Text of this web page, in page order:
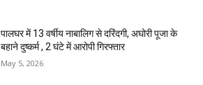
पालघर में 13 वर्षीय नाबालिग से दरिंदगी, अघोरी पूजा के
बहाने दुष्कर्म , 2 घंटे में आरोपी गिरफ्तार
May 5, 2026